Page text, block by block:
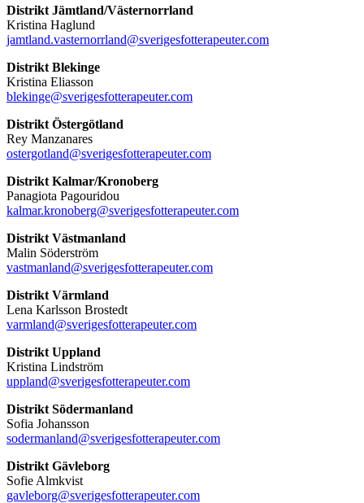
Distrikt Jämtland/Västernorrland
Kristina Haglund
jamtland.vasternorrland@sverigesfotterapeuter.com
Distrikt Blekinge
Kristina Eliasson
blekinge@sverigesfotterapeuter.com
Distrikt Östergötland
Rey Manzanares
ostergotland@sverigesfotterapeuter.com
Distrikt Kalmar/Kronoberg
Panagiota Pagouridou
kalmar.kronoberg@sverigesfotterapeuter.com
Distrikt Västmanland
Malin Söderström
vastmanland@sverigesfotterapeuter.com
Distrikt Värmland
Lena Karlsson Brostedt
varmland@sverigesfotterapeuter.com
Distrikt Uppland
Kristina Lindström
uppland@sverigesfotterapeuter.com
Distrikt Södermanland
Sofia Johansson
sodermanland@sverigesfotterapeuter.com
Distrikt Gävleborg
Sofie Almkvist
gavleborg@sverigesfotterapeuter.com